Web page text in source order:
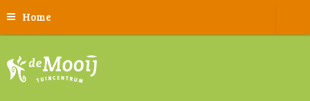
Home